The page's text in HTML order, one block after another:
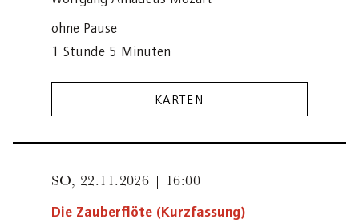
ohne Pause
1 Stunde 5 Minuten
KARTEN
SO, 22.11.2026 | 16:00
Die Zauberflöte (Kurzfassung)